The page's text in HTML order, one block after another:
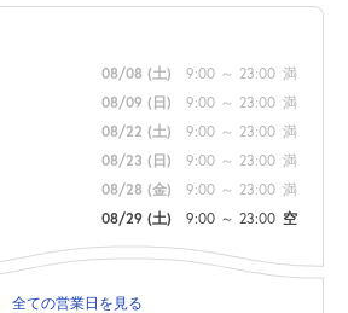
08/08 (土) 9:00 ～ 23:00 満
08/09 (日) 9:00 ～ 23:00 満
08/22 (土) 9:00 ～ 23:00 満
08/23 (日) 9:00 ～ 23:00 満
08/28 (金) 9:00 ～ 23:00 満
08/29 (土) 9:00 ～ 23:00 空
全ての営業日を見る